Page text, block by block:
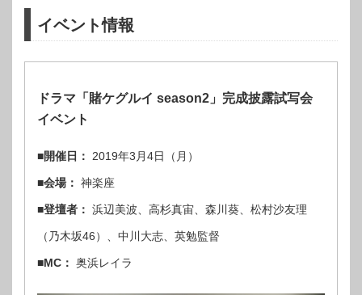
イベント情報
ドラマ「賭ケグルイ season2」完成披露試写会
イベント
■開催日： 2019年3月4日（月）
■会場： 神楽座
■登壇者： 浜辺美波、高杉真宙、森川葵、松村沙友理
（乃木坂46）、中川大志、英勉監督
■MC： 奥浜レイラ